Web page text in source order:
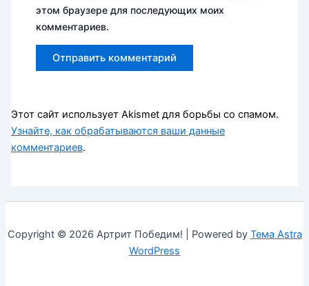
этом браузере для последующих моих
комментариев.
Этот сайт использует Akismet для борьбы со спамом.
Узнайте, как обрабатываются ваши данные
комментариев.
Copyright © 2026 Артрит Победим! | Powered by Тема Astra
WordPress